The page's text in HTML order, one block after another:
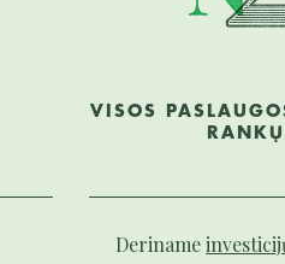
VISOS
RANKŲ
Deriname